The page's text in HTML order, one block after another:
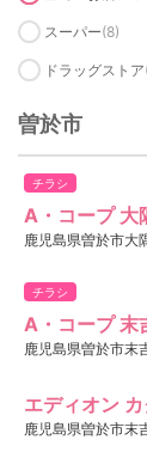
スーパー(8)
ドラッグストア
曽於市
チラシ
A・コープ 大
鹿児島県曽於市大
チラシ
A・コープ 末
鹿児島県曽於市末
エディオン
鹿児島県曽於市末